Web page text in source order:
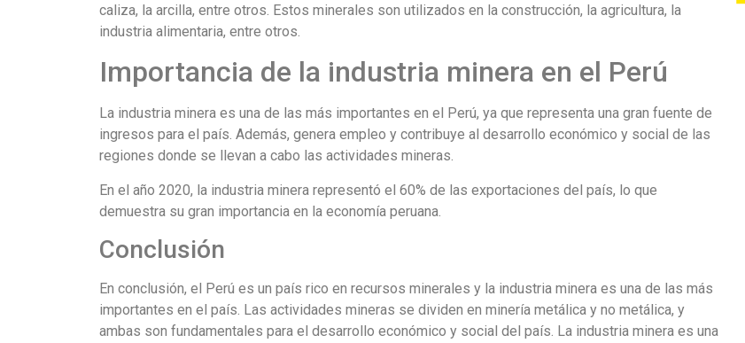
caliza, la arcilla, entre otros. Estos minerales son utilizados en la construcción, la agricultura, la
industria alimentaria, entre otros.
Importancia de la industria minera en el Perú
La industria minera es una de las más importantes en el Perú, ya que representa una gran fuente de
ingresos para el país. Además, genera empleo y contribuye al desarrollo económico y social de las
regiones donde se llevan a cabo las actividades mineras.
En el año 2020, la industria minera representó el 60% de las exportaciones del país, lo que
demuestra su gran importancia en la economía peruana.
Conclusión
En conclusión, el Perú es un país rico en recursos minerales y la industria minera es una de las más
importantes en el país. Las actividades mineras se dividen en minería metálica y no metálica, y
ambas son fundamentales para el desarrollo económico y social del país. La industria minera es una